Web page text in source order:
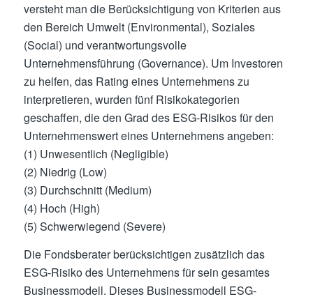
versteht man die Berücksichtigung von Kriterien aus
den Bereich Umwelt (Environmental), Soziales
(Social) und verantwortungsvolle
Unternehmensführung (Governance). Um Investoren
zu helfen, das Rating eines Unternehmens zu
interpretieren, wurden fünf Risikokategorien
geschaffen, die den Grad des ESG-Risikos für den
Unternehmenswert eines Unternehmens angeben:
(1) Unwesentlich (Negligible)
(2) Niedrig (Low)
(3) Durchschnitt (Medium)
(4) Hoch (High)
(5) Schwerwiegend (Severe)
Die Fondsberater berücksichtigen zusätzlich das
ESG-Risiko des Unternehmens für sein gesamtes
Businessmodell. Dieses Businessmodell ESG-